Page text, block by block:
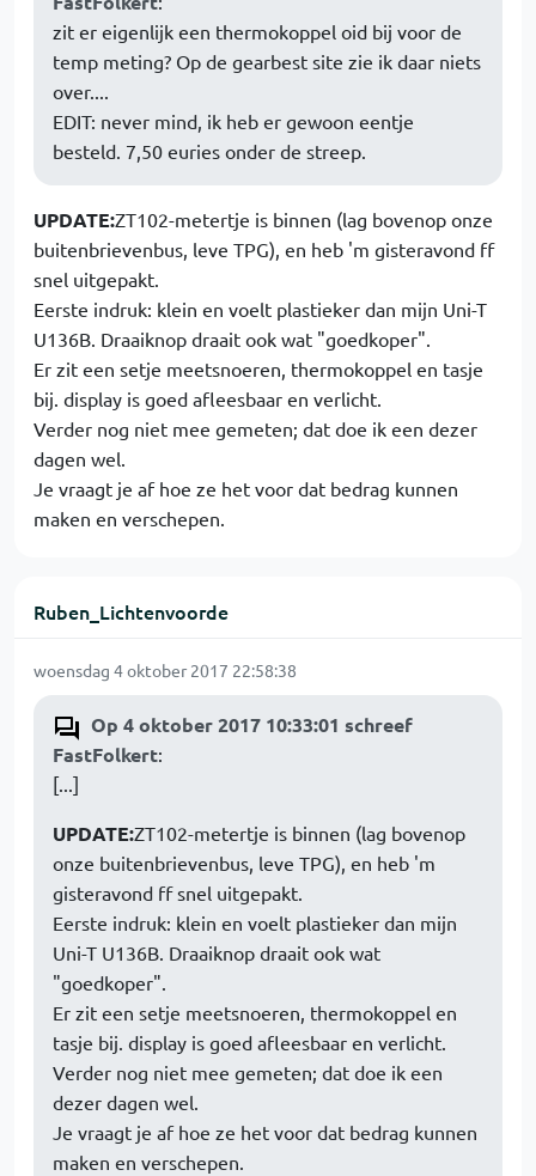
zit er eigenlijk een thermokoppel oid bij voor de
temp meting? Op de gearbest site zie ik daar niets
over....
EDIT: never mind, ik heb er gewoon eentje
besteld. 7,50 euries onder de streep.
UPDATE:ZT102-metertje is binnen (lag bovenop onze
buitenbrievenbus, leve TPG), en heb 'm gisteravond ff
snel uitgepakt.
Eerste indruk: klein en voelt plastieker dan mijn Uni-T
U136B. Draaiknop draait ook wat "goedkoper".
Er zit een setje meetsnoeren, thermokoppel en tasje
bij. display is goed afleesbaar en verlicht.
Verder nog niet mee gemeten; dat doe ik een dezer
dagen wel.
Je vraagt je af hoe ze het voor dat bedrag kunnen
maken en verschepen.
Ruben_Lichtenvoorde
woensdag 4 oktober 2017 22:58:38
Op 4 oktober 2017 10:33:01 schreef
FastFolkert:
[...]
UPDATE:ZT102-metertje is binnen (lag bovenop
onze buitenbrievenbus, leve TPG), en heb 'm
gisteravond ff snel uitgepakt.
Eerste indruk: klein en voelt plastieker dan mijn
Uni-T U136B. Draaiknop draait ook wat
"goedkoper".
Er zit een setje meetsnoeren, thermokoppel en
tasje bij. display is goed afleesbaar en verlicht.
Verder nog niet mee gemeten; dat doe ik een
dezer dagen wel.
Je vraagt je af hoe ze het voor dat bedrag kunnen
maken en verschepen.